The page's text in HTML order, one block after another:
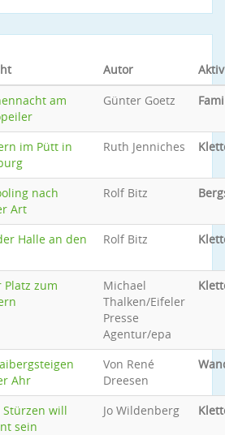
Autor
am
Günter Goetz
im Pütt in
Ruth Jenniches
nach
Art
Rolf Bitz
Halle an den
Rolf Bitz
Platz zum
Michael
Thalken/Eifeler
Presse
Agentur/epa
Ahr
Von René
Dreesen
Stürzen will
sein
Jo Wildenberg